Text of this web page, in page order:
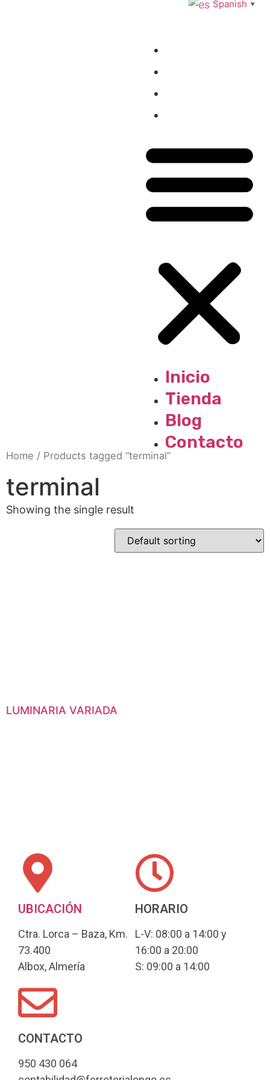
Spanish ▼
Inicio
Tienda
Blog
Contacto
Home / Products tagged “terminal”
terminal
Showing the single result
LUMINARIA VARIADA
UBICACIÓN
Ctra. Lorca – Baza, Km.
73.400
Albox, Almería
HORARIO
L-V: 08:00 a 14:00 y
16:00 a 20:00
S: 09:00 a 14:00
CONTACTO
950 430 064